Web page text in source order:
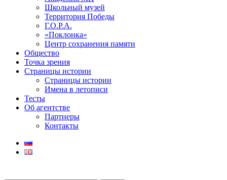
Школьный музей
Территория Победы
Г.О.Р.А.
«Поклонка»
Центр сохранения памяти
Общество
Точка зрения
Страницы истории
Страницы истории
Имена в летописи
Тесты
Об агентстве
Партнеры
Контакты